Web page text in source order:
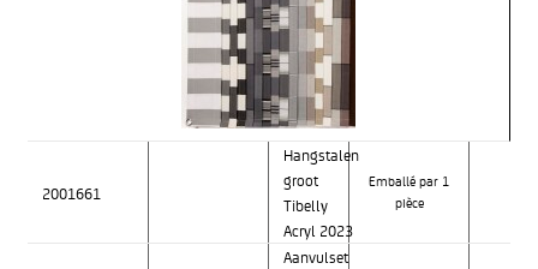
2001661
Hangstalen
groot
Tibelly
Acryl 2023
Emballé par 1
pièce
Aanvulset